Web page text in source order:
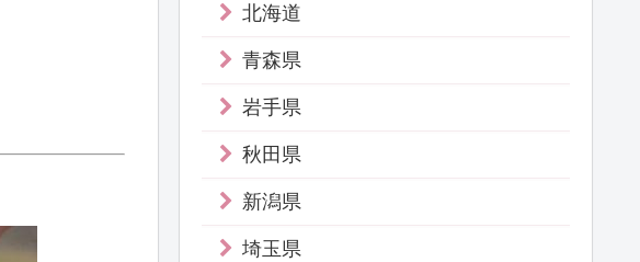
北海道
青森県
岩手県
秋田県
新潟県
埼玉県